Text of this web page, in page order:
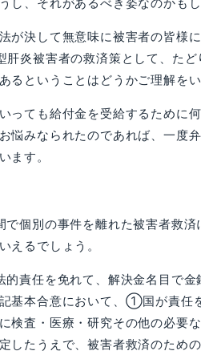
し、それがあるべき姿なのかもし
が決して無意味に被害者の皆様
肝炎被害者の救済策として、た
るということはどうかご理解を
っても給付金を受給するために
悩みなられたのであれば、一度
ます。
個別の事件を離れた被害者救済
えるでしょう。
責任を免れて、解決金名目で金
基本合意において、①国が責
検査・医療・研究その他の必
したうえで、被害者救済のため